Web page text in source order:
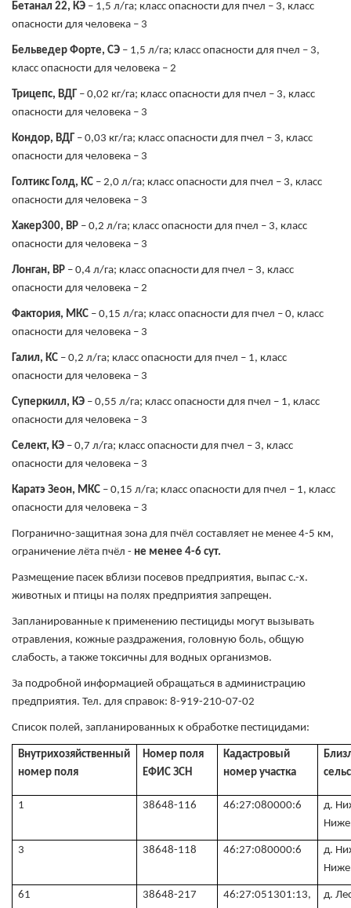
Бетанал 22, КЭ – 1,5 л/га; класс опасности для пчел – 3, класс
опасности для человека – 3
Бельведер Форте, СЭ – 1,5 л/га; класс опасности для пчел – 3,
класс опасности для человека – 2
Трицепс, ВДГ – 0,02 кг/га; класс опасности для пчел – 3, класс
опасности для человека – 3
Кондор, ВДГ – 0,03 кг/га; класс опасности для пчел – 3, класс
опасности для человека – 3
Голтикс Голд, КС – 2,0 л/га; класс опасности для пчел – 3, класс
опасности для человека – 3
Хакер300, ВР – 0,2 л/га; класс опасности для пчел – 3, класс
опасности для человека – 3
Лонган, ВР – 0,4 л/га; класс опасности для пчел – 3, класс
опасности для человека – 2
Фактория, МКС – 0,15 л/га; класс опасности для пчел – 0, класс
опасности для человека – 3
Галил, КС – 0,2 л/га; класс опасности для пчел – 1, класс
опасности для человека – 3
Суперкилл, КЭ – 0,55 л/га; класс опасности для пчел – 1, класс
опасности для человека – 3
Селект, КЭ – 0,7 л/га; класс опасности для пчел – 3, класс
опасности для человека – 3
Каратэ Зеон, МКС – 0,15 л/га; класс опасности для пчел – 1, класс
опасности для человека – 3
Погранично-защитная зона для пчёл составляет не менее 4-5 км,
ограничение лёта пчёл - не менее 4-6 сут.
Размещение пасек вблизи посевов предприятия, выпас с.-х.
животных и птицы на полях предприятия запрещен.
Запланированные к применению пестициды могут вызывать
отравления, кожные раздражения, головную боль, общую
слабость, а также токсичны для водных организмов.
За подробной информацией обращаться в администрацию
предприятия. Тел. для справок: 8-919-210-07-02
Список полей, запланированных к обработке пестицидами:
Внутрихозяйственный
номер поля
Номер поля
ЕФИС ЗСН
Кадастровый
номер участка
1 38648-116 46:27:080000:6
д.
3 38648-118 46:27:080000:6
д.
61 38648-217
46:27:051301:13,
д.